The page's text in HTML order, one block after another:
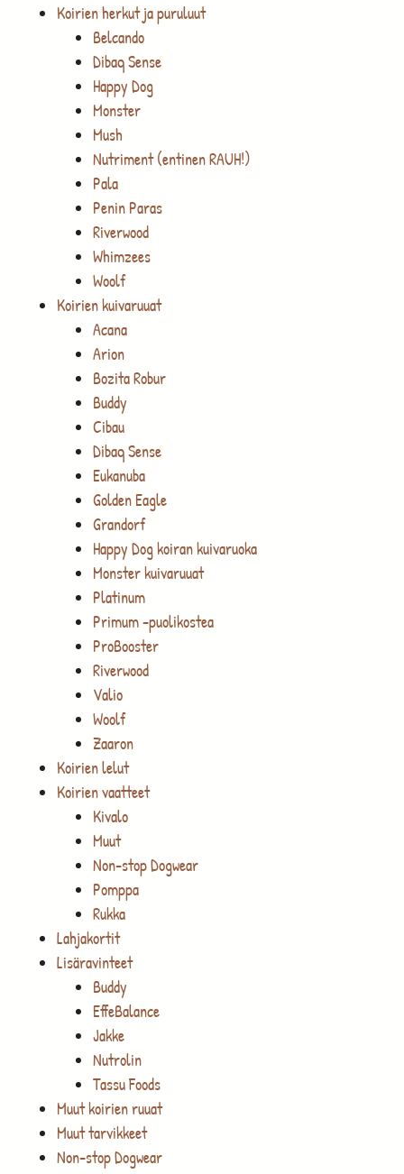
Koirien herkut ja puruluut
Belcando
Dibaq Sense
Happy Dog
Monster
Mush
Nutriment (entinen RAUH!)
Pala
Penin Paras
Riverwood
Whimzees
Woolf
Koirien kuivaruuat
Acana
Arion
Bozita Robur
Buddy
Cibau
Dibaq Sense
Eukanuba
Golden Eagle
Grandorf
Happy Dog koiran kuivaruoka
Monster kuivaruuat
Platinum
Primum -puolikostea
ProBooster
Riverwood
Valio
Woolf
Zaaron
Koirien lelut
Koirien vaatteet
Kivalo
Muut
Non-stop Dogwear
Pomppa
Rukka
Lahjakortit
Lisäravinteet
Buddy
EffeBalance
Jakke
Nutrolin
Tassu Foods
Muut koirien ruuat
Muut tarvikkeet
Non-stop Dogwear